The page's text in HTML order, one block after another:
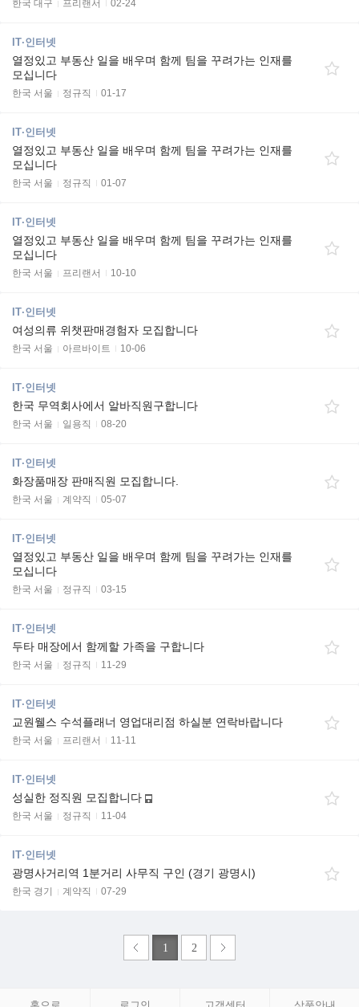
한국 대구 프리랜서 02-24
IT·인터넷
열정있고 부동산 일을 배우며 함께 팀을 꾸려가는 인재를
모십니다
한국 서울 정규직 01-17
IT·인터넷
열정있고 부동산 일을 배우며 함께 팀을 꾸려가는 인재를
모십니다
한국 서울 정규직 01-07
IT·인터넷
열정있고 부동산 일을 배우며 함께 팀을 꾸려가는 인재를
모십니다
한국 서울 프리랜서 10-10
IT·인터넷
여성의류 위챗판매경험자 모집합니다
한국 서울 아르바이트 10-06
IT·인터넷
한국 무역회사에서 알바직원구합니다
한국 서울 일용직 08-20
IT·인터넷
화장품매장 판매직원 모집합니다.
한국 서울 계약직 05-07
IT·인터넷
열정있고 부동산 일을 배우며 함께 팀을 꾸려가는 인재를
모십니다
한국 서울 정규직 03-15
IT·인터넷
두타 매장에서 함께할 가족을 구합니다
한국 서울 정규직 11-29
IT·인터넷
교원웰스 수석플래너 영업대리점 하실분 연락바랍니다
한국 서울 프리랜서 11-11
IT·인터넷
성실한 정직원 모집합니다
한국 서울 정규직 11-04
IT·인터넷
광명사거리역 1분거리 사무직 구인 (경기 광명시)
한국 경기 계약직 07-29
1 2